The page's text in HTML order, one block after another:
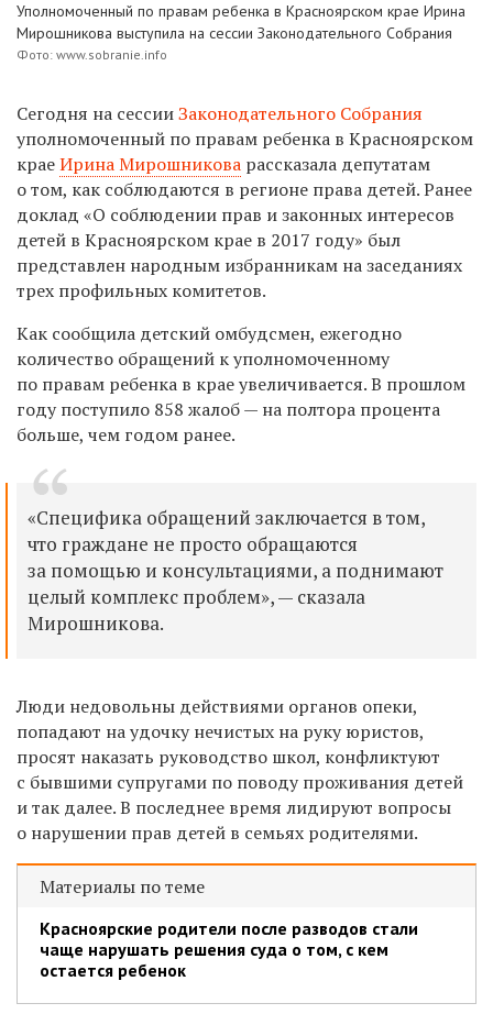
Уполномоченный по правам ребенка в Красноярском крае Ирина
Мирошникова выступила на сессии Законодательного Собрания
Фото: www.sobranie.info
Сегодня на сессииЗаконодательного Собрания
уполномоченный по правам ребенка в Красноярском
краеИрина Мирошникова рассказала депутатам
о том, как соблюдаются в регионе права детей. Ранее
доклад «О соблюдении прав и законных интересов
детей в Красноярском крае в 2017 году» был
представлен народным избранникам назаседаниях
трех профильных комитетов.
Как сообщила детский омбудсмен, ежегодно
количество обращений к уполномоченному
по правам ребенка в крае увеличивается. В прошлом
году поступило 858 жалоб — на полтора процента
больше, чем годом ранее.
«Специфика обращений заключается в том,
что граждане не просто обращаются
за помощью и консультациями, а поднимают
целый комплекс проблем», — сказала
Мирошникова.
Люди недовольны действиями органов опеки,
попадают на удочку нечистых на руку юристов,
просят наказать руководство школ, конфликтуют
с бывшими супругами по поводу проживания детей
и так далее. В последнее время лидируют вопросы
о нарушении прав детей в семьях родителями.
Материалы по теме
Красноярские родители после разводов стали
чаще нарушать решения суда о том, с кем
остается ребенок